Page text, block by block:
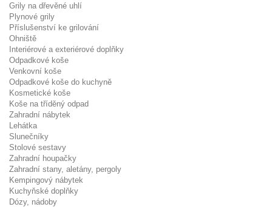
Grily na dřevěné uhlí
Plynové grily
Příslušenství ke grilování
Ohniště
Interiérové a exteriérové doplňky
Odpadkové koše
Venkovní koše
Odpadkové koše do kuchyně
Kosmetické koše
Koše na tříděný odpad
Zahradní nábytek
Lehátka
Slunečníky
Stolové sestavy
Zahradní houpačky
Zahradní stany, aletány, pergoly
Kempingový nábytek
Kuchyňské doplňky
Dózy, nádoby